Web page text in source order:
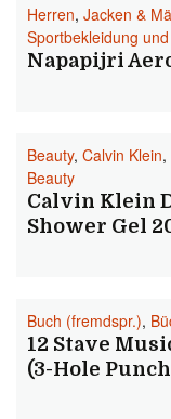
Herren, Jacken &
Sportbekleidung
Napapijri
Beauty, Calvin Klein,
Beauty
Calvin Klein
Shower Gel
Buch (fremdspr.),
12 Stave
(3-Hole